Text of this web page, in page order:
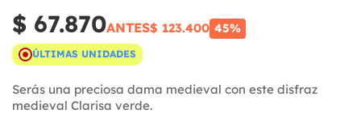
$ 67.870ANTES$ 123.400 45%
ÚLTIMAS UNIDADES
Serás una preciosa dama medieval con este disfraz
medieval Clarisa verde.